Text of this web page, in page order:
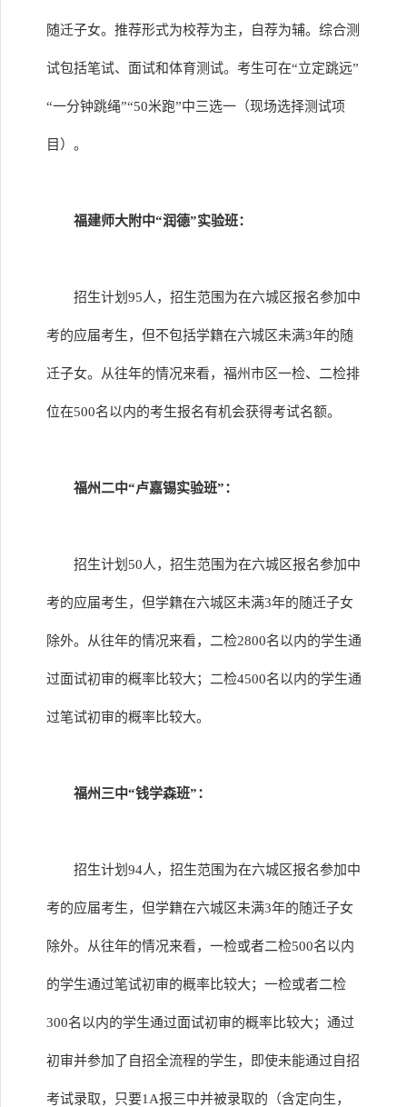
随迁子女。推荐形式为校荐为主，自荐为辅。综合测
试包括笔试、面试和体育测试。考生可在“立定跳远”
“一分钟跳绳”“50米跑”中三选一（现场选择测试项
目）。
福建师大附中“润德”实验班：
招生计划95人，招生范围为在六城区报名参加中
考的应届考生，但不包括学籍在六城区未满3年的随
迁子女。从往年的情况来看，福州市区一检、二检排
位在500名以内的考生报名有机会获得考试名额。
福州二中“卢嘉锡实验班”：
招生计划50人，招生范围为在六城区报名参加中
考的应届考生，但学籍在六城区未满3年的随迁子女
除外。从往年的情况来看，二检2800名以内的学生通
过面试初审的概率比较大；二检4500名以内的学生通
过笔试初审的概率比较大。
福州三中“钱学森班”：
招生计划94人，招生范围为在六城区报名参加中
考的应届考生，但学籍在六城区未满3年的随迁子女
除外。从往年的情况来看，一检或者二检500名以内
的学生通过笔试初审的概率比较大；一检或者二检
300名以内的学生通过面试初审的概率比较大；通过
初审并参加了自招全流程的学生，即使未能通过自招
考试录取，只要1A报三中并被录取的（含定向生，